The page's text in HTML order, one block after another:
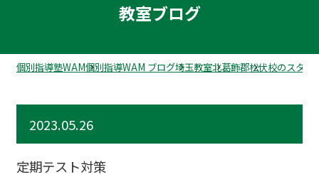
教室ブログ
個別指導塾WAM個別指導WAM ブログ埼玉教室北葛飾郡松伏校のスタッ
2023.05.26
定期テスト対策